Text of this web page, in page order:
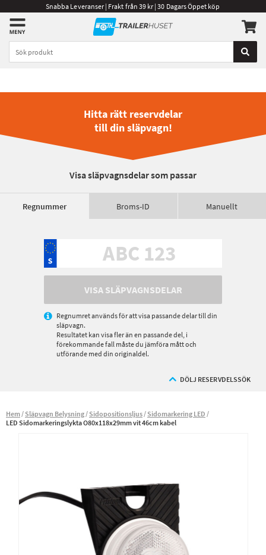
Snabba Leveranser | Frakt från 39 kr | 30 Dagars Öppet köp
Hitta rätt reservdelar
till din släpvagn!
Visa släpvagnsdelar som passar
Regnummer Broms-ID Manuellt
VISA SLÄPVAGNSDELAR
Regnumret används för att visa passande delar till din
släpvagn.
Resultatet kan visa fler än en passande del, i
förekommande fall måste du jämföra mått och
utförande med din originaldel.
DÖLJ RESERVDELSSÖK
Hem Släpvagn Belysning Sidopositionsljus Sidomarkering LED
LED Sidomarkeringslykta O80x118x29mm vit 46cm kabel